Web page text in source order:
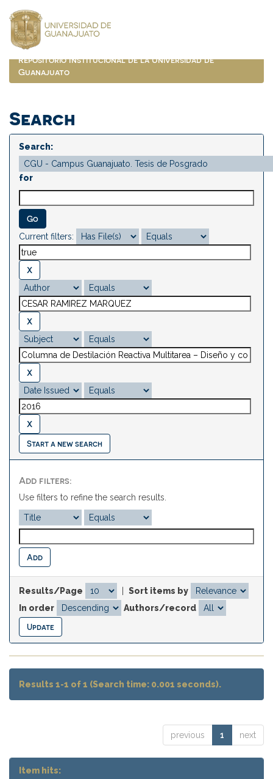
navigation
Repositorio Institucional de la Universidad de
Guanajuato
Search
Search:
for
Current filters:
Start a new search
Add filters:
Use filters to refine the search results.
Results/Page
Sort items by
In order
Authors/record
Results 1-1 of 1 (Search time: 0.001 seconds).
previous 1 next
Item hits: